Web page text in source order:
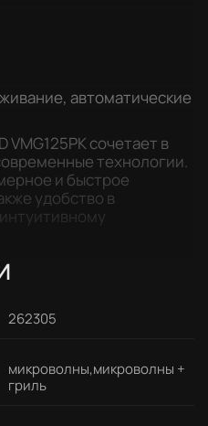
автоматические
VMG125PK сочетает в
технологии.
и быстрое
удобство в
262305
микроволны,микроволны +
гриль